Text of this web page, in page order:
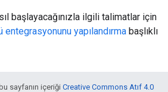
başlayacağınızla ilgili talimatlar için
entegrasyonunu yapılandırma başlıklı
sayfanın içeriği Creative Commons Atıf 4.0